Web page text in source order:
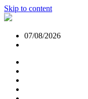
Skip to content
07/08/2026